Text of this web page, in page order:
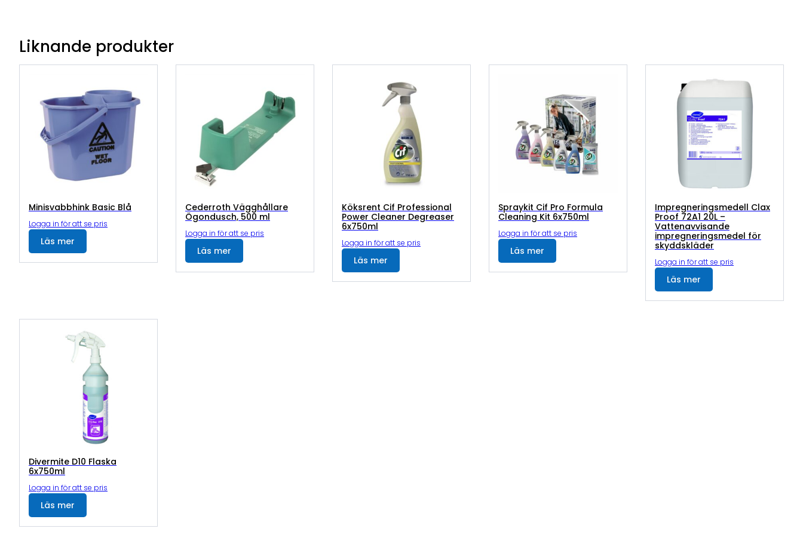
Liknande produkter
Minisvabbhink Basic Blå
Logga in för att se pris
Läs mer
Cederroth Vägghållare
Ögondusch, 500 ml
Logga in för att se pris
Läs mer
Köksrent Cif Professional
Power Cleaner Degreaser
6x750ml
Logga in för att se pris
Läs mer
Spraykit Cif Pro Formula
Cleaning Kit 6x750ml
Logga in för att se pris
Läs mer
Impregneringsmedell Clax
Proof 72A1 20L –
Vattenavvisande
impregneringsmedel för
skyddskläder
Logga in för att se pris
Läs mer
Divermite D10 Flaska
6x750ml
Logga in för att se pris
Läs mer